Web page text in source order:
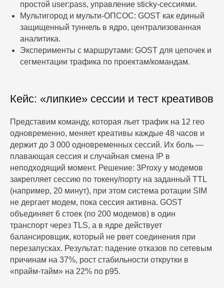
простой user:pass, управление sticky-сессиями.
Мультигород и мульти-ОПСОС: GOST как единый
защищенный туннель в ядро, централизованная
аналитика.
Эксперименты с маршрутами: GOST для цепочек и
сегментации трафика по проектам/командам.
Кейс: «липкие» сессии и тест креативов
Представим команду, которая льет трафик на 12 гео
одновременно, меняет креативы каждые 48 часов и
держит до 3 000 одновременных сессий. Их боль —
плавающая сессия и случайная смена IP в
неподходящий момент. Решение: 3Proxy у модемов
закрепляет сессию по токену/порту на заданный TTL
(например, 20 минут), при этом система ротации SIM
не дергает модем, пока сессия активна. GOST
объединяет 6 стоек (по 200 модемов) в один
транспорт через TLS, а в ядре действует
балансировщик, который не рвет соединения при
перезапусках. Результат: падение отказов по сетевым
причинам на 37%, рост стабильности открутки в
«прайм-тайм» на 22% по p95.